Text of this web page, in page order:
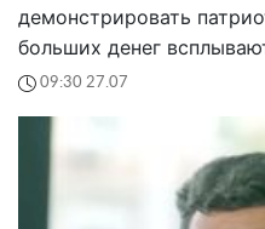
демонстрировать
больших денег
09:30 27.07